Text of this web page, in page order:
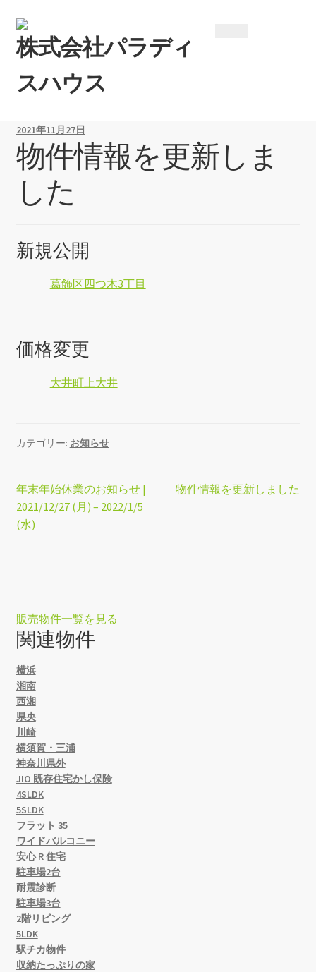
ナ
ビ
ゲ
ー
シ
ン
へ
ス
キ
ッ
コ
ン
テ
ン
ツ
ス
キ
ッ
プ
株式会社パラディ
スハウス
2021年11月27日
物件情報を更新しま
した
新規公開
葛飾区四つ木3丁目
価格変更
大井町上大井
カテゴリー: お知らせ
投
稿
ー
シ
ョ
ン
前
の
投
年末年始休業のお知らせ |
2021/12/27 (月) – 2022/1/5
(水)
次
物件情報を更新しました
販売物件一覧を 見る
関連物件
横浜
湘南
西湘
県央
川崎
横須賀・三浦
神奈川県外
JIO 既存住宅かし保険
4SLDK
5SLDK
フラット 35
ワイドバルコニー
安心 R 住宅
駐車場2台
耐震診断
駐車場3台
2階リビング
5LDK
駅チカ物件
収納たっぷりの家